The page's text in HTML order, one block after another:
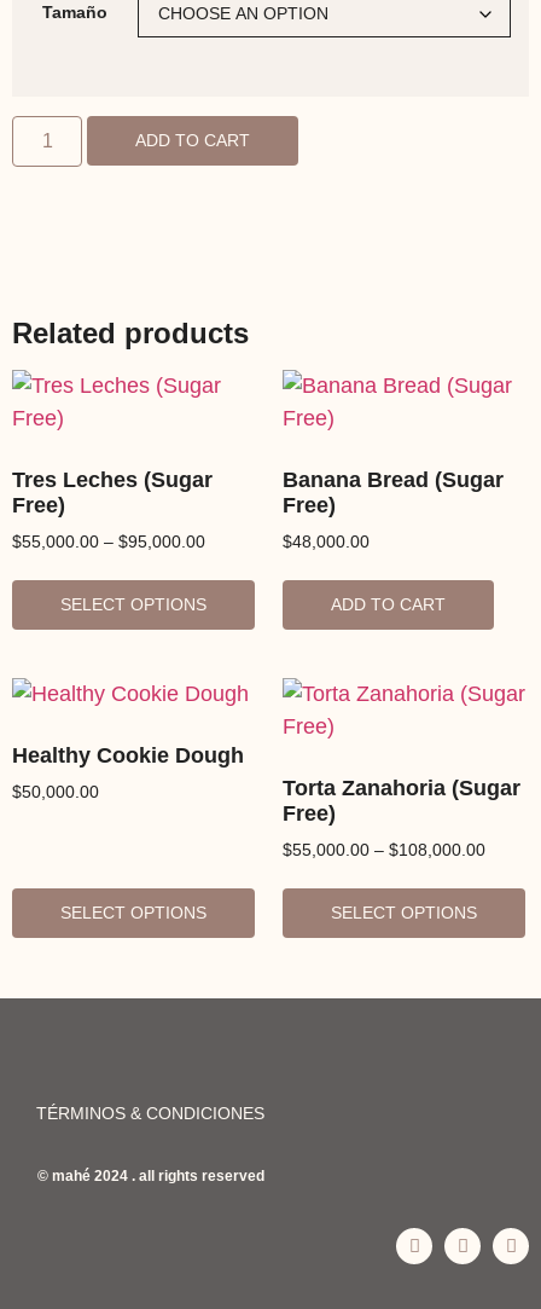
Tamaño
ADD TO CART
Related products
Tres Leches (Sugar
Free)
$55,000.00 – $95,000.00
SELECT OPTIONS
Banana Bread (Sugar
Free)
$48,000.00
ADD TO CART
Healthy Cookie Dough
$50,000.00
SELECT OPTIONS
Torta Zanahoria (Sugar
Free)
$55,000.00 – $108,000.00
SELECT OPTIONS
TÉRMINOS & CONDICIONES
© mahé 2024 . all rights reserved